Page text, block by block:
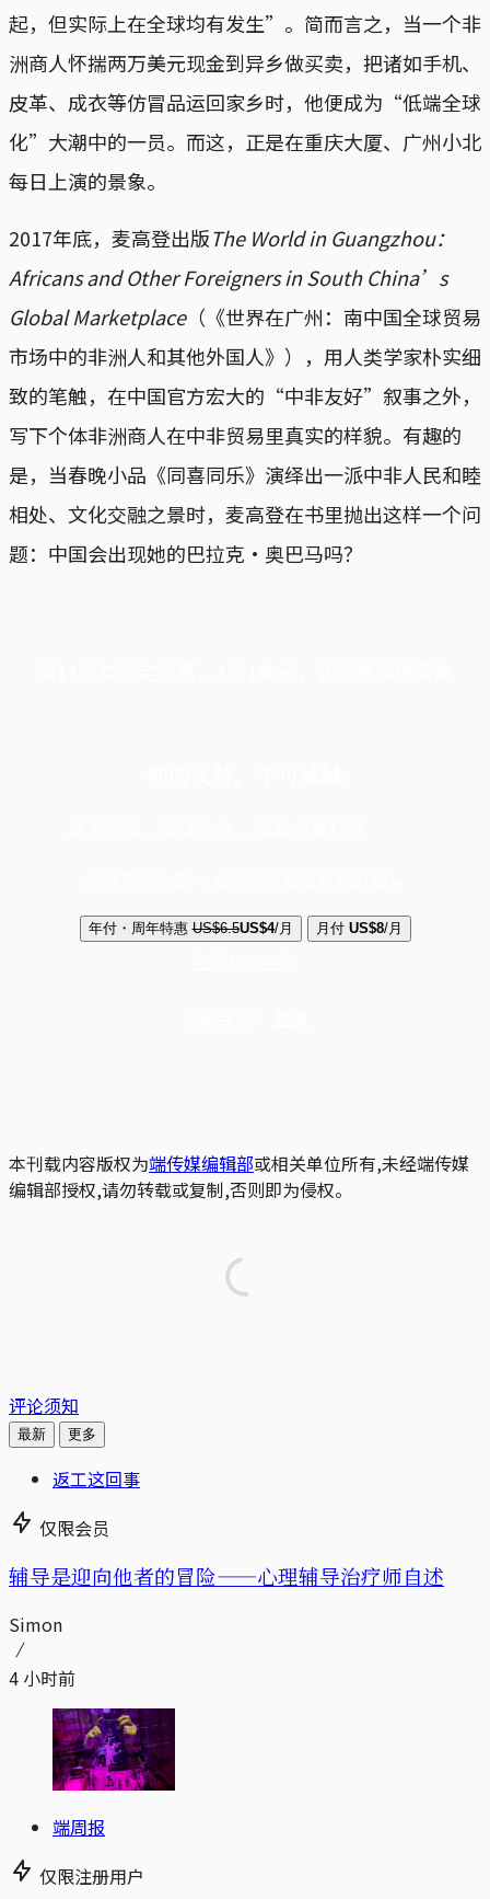
起，但实际上在全球均有发生”。简而言之，当一个非
洲商人怀揣两万美元现金到异乡做买卖，把诸如手机、
皮革、成衣等仿冒品运回家乡时，他便成为“低端全球
化”大潮中的一员。而这，正是在重庆大厦、广州小北
每日上演的景象。
2017年底，麦高登出版The World in Guangzhou：
Africans and Other Foreigners in South China’s
Global Marketplace（《世界在广州：南中国全球贸易
市场中的非洲人和其他外国人》），用人类学家朴实细
致的笔触，在中国官方宏大的“中非友好”叙事之外，
写下个体非洲商人在中非贸易里真实的样貌。有趣的
是，当春晚小品《同喜同乐》演绎出一派中非人民和睦
相处、文化交融之景时，麦高登在书里抛出这样一个问
题：中国会出现她的巴拉克·奥巴马吗？
年付・周年特惠 US$6.5US$4/月 月付 US$8/月
本刊载内容版权为端传媒编辑部或相关单位所有,未经端传媒
编辑部授权,请勿转载或复制,否则即为侵权。
评论须知
最新 更多
返工这回事
仅限会员
辅导是迎向他者的冒险——心理辅导治疗师自述
Simon
4 小时前
端周报
仅限注册用户